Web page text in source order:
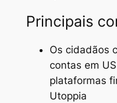
Principais
Os cidadãos
contas em
plataformas
Utoppia